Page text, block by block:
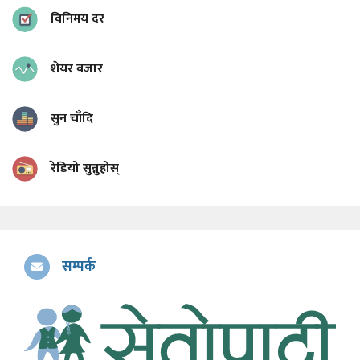
विनिमय दर
शेयर बजार
सुन चाँदि
रेडियो सुन्नुहोस्
सम्पर्क